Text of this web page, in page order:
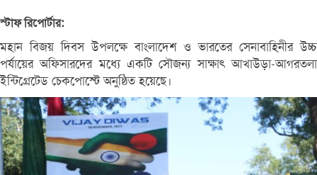
স্টাফ রিপোর্টার:
মহান বিজয় দিবস উপলক্ষে বাংলাদেশ ও ভারতের সেনাবাহিনীর উচ্চ
পর্যায়ের অফিসারদের মধ্যে একটি সৌজন্য সাক্ষাৎ আখাউড়া-আগরতলা
ইন্টিগ্রেটেড চেকপোস্টে অনুষ্ঠিত হয়েছে।